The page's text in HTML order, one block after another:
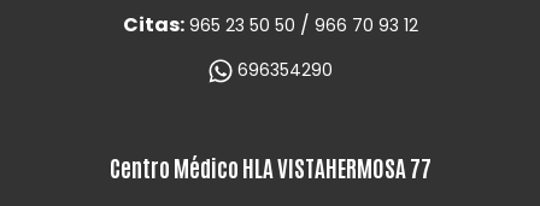
Citas: 965 23 50 50 / 966 70 93 12
696354290
Centro Médico HLA VISTAHERMOSA 77